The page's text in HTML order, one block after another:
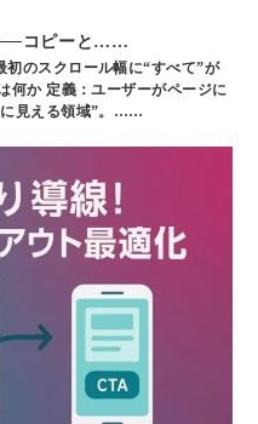
──コピーと……
初のスクロール幅に“すべて”が
何か 定義：ユーザーがページに
に見える領域”。……